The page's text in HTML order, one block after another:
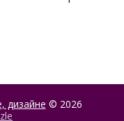
дизайне © 2026